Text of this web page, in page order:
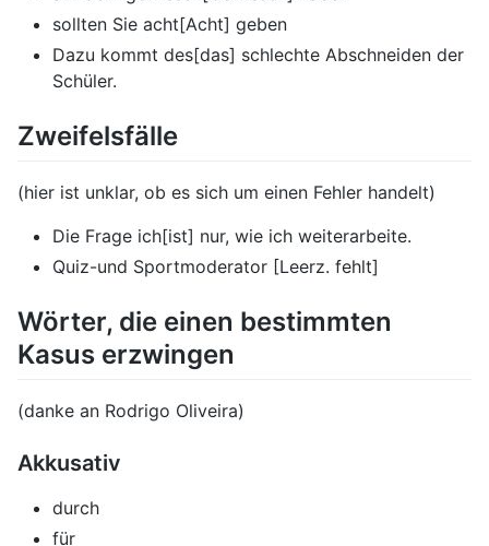
sollten Sie acht[Acht] geben
Dazu kommt des[das] schlechte Abschneiden der
Schüler.
Zweifelsfälle
(hier ist unklar, ob es sich um einen Fehler handelt)
Die Frage ich[ist] nur, wie ich weiterarbeite.
Quiz-und Sportmoderator [Leerz. fehlt]
Wörter, die einen bestimmten
Kasus erzwingen
(danke an Rodrigo Oliveira)
Akkusativ
durch
für